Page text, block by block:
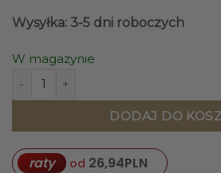
Wysyłka: 3-5 dni roboczych
W magazynie
ilość PLAFON CAVALLI CROMO
DODAJ DO
raty od 26,94PLN